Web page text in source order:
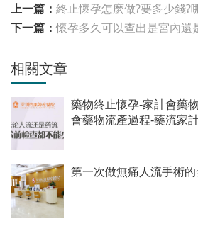
上一篇： 終止懷孕怎麽做?要多少錢?
下一篇：懷孕多久可以查出是宮內還
相關文章
藥物終止懷孕-家計會藥
會藥物流產過程-藥流家
第一次做無痛人流手術